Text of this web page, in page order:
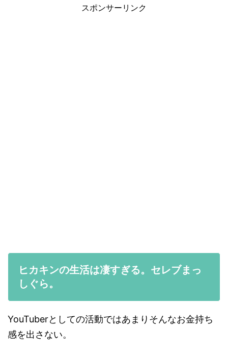
スポンサーリンク
ヒカキンの生活は凄すぎる。セレブまっ
しぐら。
YouTuberとしての活動ではあまりそんなお金持ち
感を出さない。